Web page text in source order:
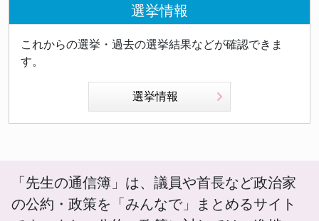
選挙情報
これからの選挙・過去の選挙結果などが確認できま
す。
選挙情報
「先生の通信簿」は、議員や首長など政治家
の公約・政策を「みんなで」まとめるサイト